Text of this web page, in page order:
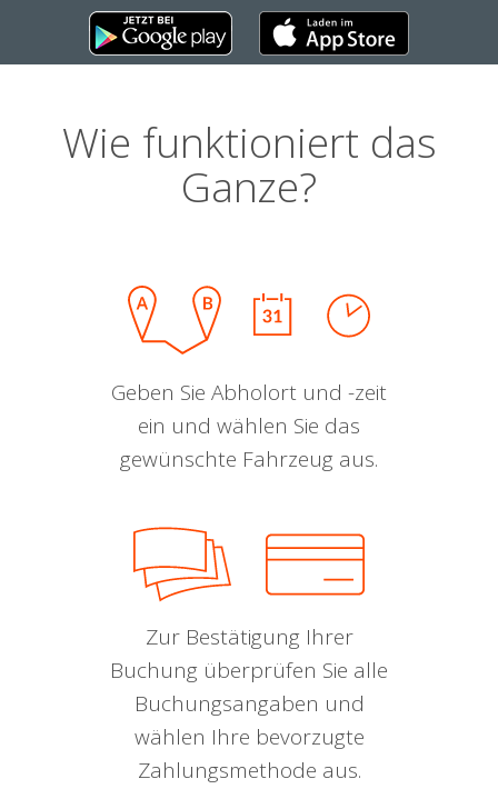
Wie funktioniert das
Ganze?
Geben Sie Abholort und -zeit
ein und wählen Sie das
gewünschte Fahrzeug aus.
Zur Bestätigung Ihrer
Buchung überprüfen Sie alle
Buchungsangaben und
wählen Ihre bevorzugte
Zahlungsmethode aus.